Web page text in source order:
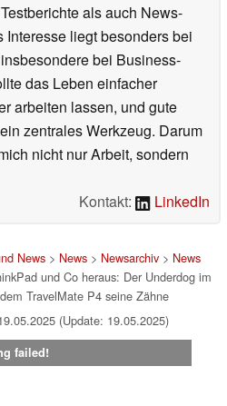
als auch News-
liegt besonders bei
bei Business-
das Leben einfacher
arbeiten lassen, und gute
zentrales Werkzeug. Darum
nicht nur Arbeit, sondern
Kontakt:
LinkedIn
News> News> Newsarchiv> News
und Co heraus: Der Underdog im
TravelMate P4 seine Zähne
(Update: 19.05.2025)
failed!